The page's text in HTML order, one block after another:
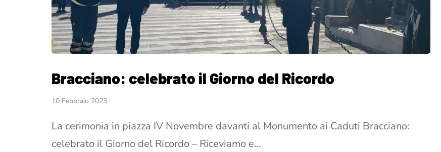
Bracciano: celebrato il Giorno del Ricordo
10 Febbraio 2023
La cerimonia in piazza IV Novembre davanti al Monumento ai Caduti Bracciano:
celebrato il Giorno del Ricordo – Riceviamo e…